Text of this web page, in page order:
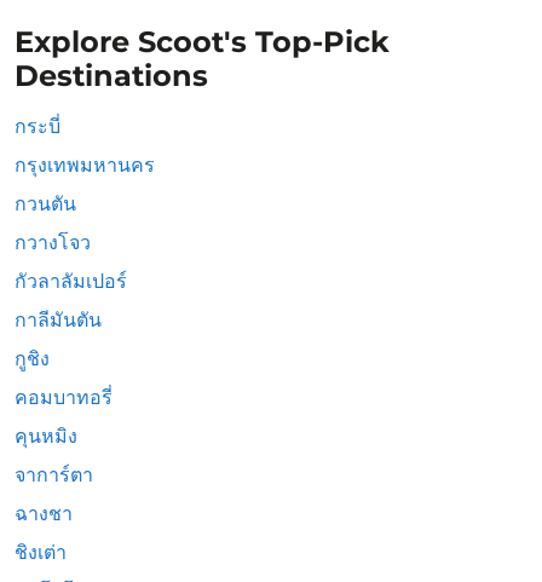
Explore Scoot's Top-Pick
Destinations
กระบี่
กรุงเทพมหานคร
กวนตัน
กวางโจว
กัวลาลัมเปอร์
กาลีมันตัน
กูชิง
คอมบาทอรี่
คุนหมิง
จาการ์ตา
ฉางชา
ชิงเต่า